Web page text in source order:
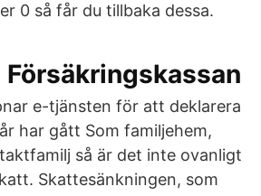
0 så får du tillbaka dessa.
e-tjänsten för att deklarera
har gått Som familjehem,
så är det inte ovanligt
Skattesänkningen, som